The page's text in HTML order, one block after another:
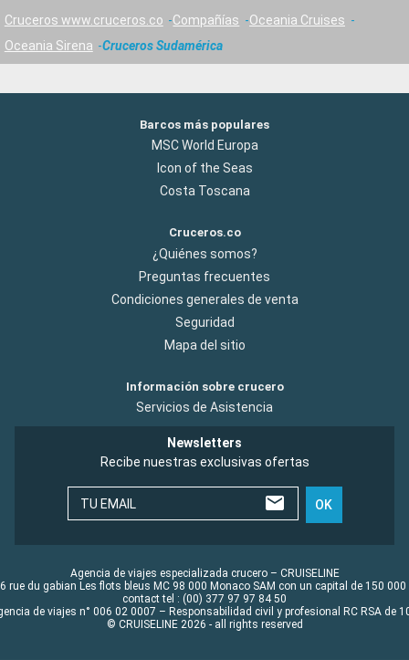
Cruceros www.cruceros.co Compañías
Oceania Cruises
Oceania Sirena
Cruceros Sudamérica
Barcos más populares
MSC World Europa
Icon of the Seas
Costa Toscana
Cruceros.co
¿Quiénes somos?
Preguntas frecuentes
Condiciones generales de venta
Seguridad
Mapa del sitio
Información sobre crucero
Servicios de Asistencia
Newsletters
Recibe nuestras exclusivas ofertas
TU EMAIL OK
Agencia de viajes especializada crucero – CRUISELINE
rue du gabian Les flots bleus MC 98 000 Monaco SAM con un capital de 150 000
contact tel : (00) 377 97 97 84 50
de viajes n° 006 02 0007 – Responsabilidad civil y profesional RC RSA de
© CRUISELINE 2026 - all rights reserved